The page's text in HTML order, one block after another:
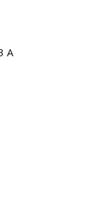
A